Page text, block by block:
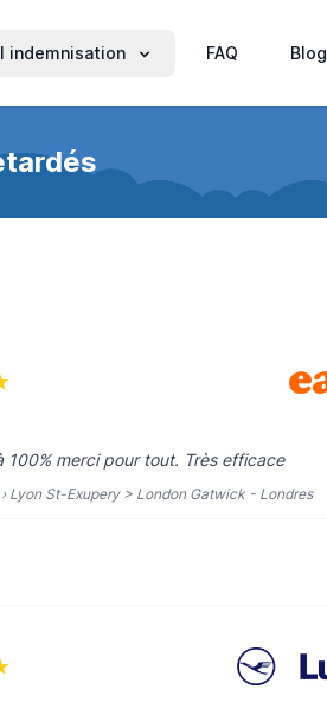
indemnisation FAQ Blog
100% merci pour tout. Très efficace
Lyon St-Exupery > London Gatwick - Londres